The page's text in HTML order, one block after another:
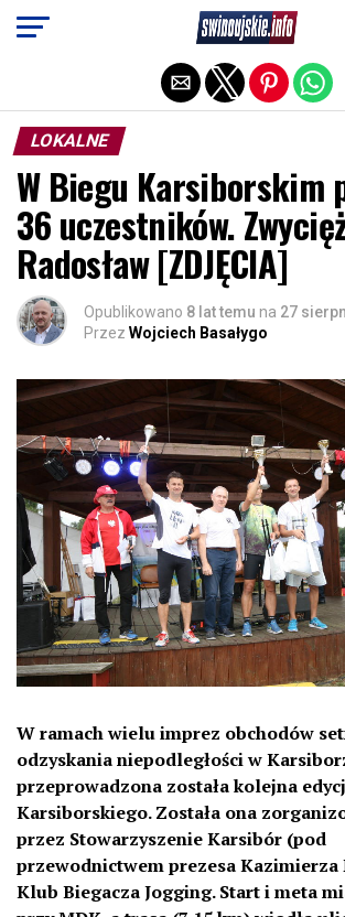
LOKALNE
W Biegu Karsiborskim
36 uczestników.
Radosław [ZDJĘCIA]
Opublikowano 8 lat temu na 27
Przez Wojciech Basałygo
W ramach wielu imprez obchodów
odzyskania niepodległości w
przeprowadzona została kolejna
Karsiborskiego. Została ona
przez Stowarzyszenie Karsibór (pod
przewodnictwem prezesa
Klub Biegacza Jogging. Start i meta
Exit mobile version